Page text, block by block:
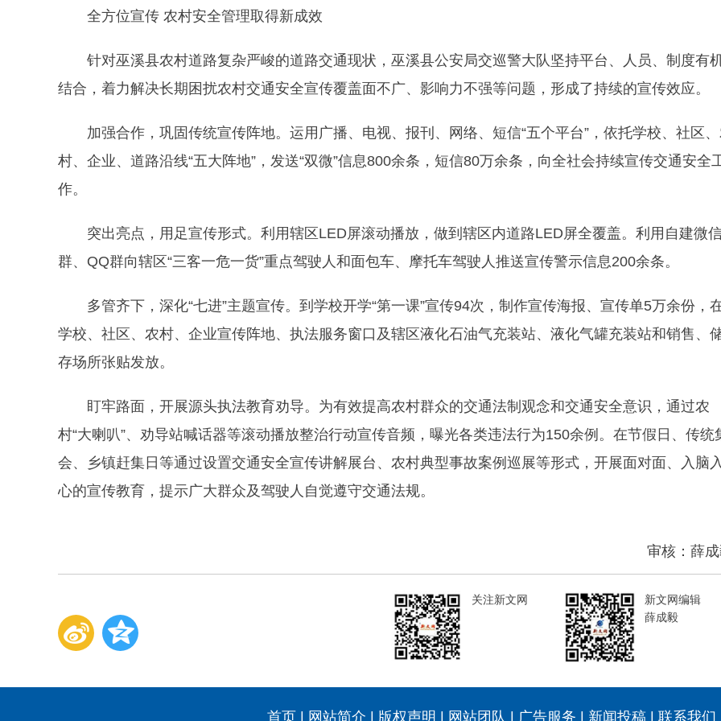
全方位宣传 农村安全管理取得新成效
针对巫溪县农村道路复杂严峻的道路交通现状，巫溪县公安局交巡警大队坚持平台、人员、制度有
结合，着力解决长期困扰农村交通安全宣传覆盖面不广、影响力不强等问题，形成了持续的宣传效应。
加强合作，巩固传统宣传阵地。运用广播、电视、报刊、网络、短信“五个平台”，依托学校、社区
村、企业、道路沿线“五大阵地”，发送“双微”信息800余条，短信80万余条，向全社会持续宣传交通安全
作。
突出亮点，用足宣传形式。利用辖区LED屏滚动播放，做到辖区内道路LED屏全覆盖。利用自建微
群、QQ群向辖区“三客一危一货”重点驾驶人和面包车、摩托车驾驶人推送宣传警示信息200余条。
多管齐下，深化“七进”主题宣传。到学校开学“第一课”宣传94次，制作宣传海报、宣传单5万余份，
学校、社区、农村、企业宣传阵地、执法服务窗口及辖区液化石油气充装站、液化气罐充装站和销售、
存场所张贴发放。
盯牢路面，开展源头执法教育劝导。为有效提高农村群众的交通法制观念和交通安全意识，通过农
村“大喇叭”、劝导站喊话器等滚动播放整治行动宣传音频，曝光各类违法行为150余例。在节假日、传统
会、乡镇赶集日等通过设置交通安全宣传讲解展台、农村典型事故案例巡展等形式，开展面对面、入脑入
心的宣传教育，提示广大群众及驾驶人自觉遵守交通法规。
审核：薛
关注新文网
新文网编辑
薛成毅
首页 网站简介 版权声明 网站团队 广告服务 新闻投稿 联系我们